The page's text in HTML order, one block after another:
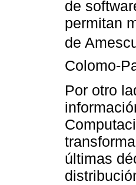
de
permitan
de
Colomo-
Por otro
últimas